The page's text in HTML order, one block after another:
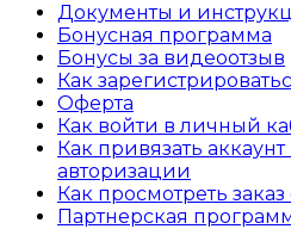
Документы и
Бонусная программа
Бонусы за видеоотзыв
Как
Оферта
Как войти в личный
Как привязать
авторизации
Как просмотреть
Партнерская